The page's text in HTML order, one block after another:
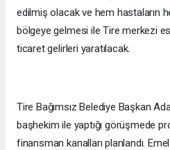
edilmiş olacak ve hem hastaların
bölgeye gelmesi ile Tire merkezi
ticaret gelirleri yaratılacak.
Tire Bağımsız Belediye Başkan
başhekim ile yaptığı görüşmede
finansman kanalları planlandı.